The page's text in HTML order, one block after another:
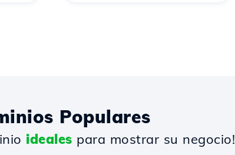
Populares
ideales para mostrar su negocio!